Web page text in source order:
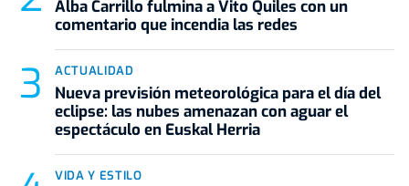
Alba Carrillo fulmina a Vito Quiles con un
comentario que incendia las redes
ACTUALIDAD
Nueva previsión meteorológica para el día del
eclipse: las nubes amenazan con aguar el
espectáculo en Euskal Herria
VIDA Y ESTILO